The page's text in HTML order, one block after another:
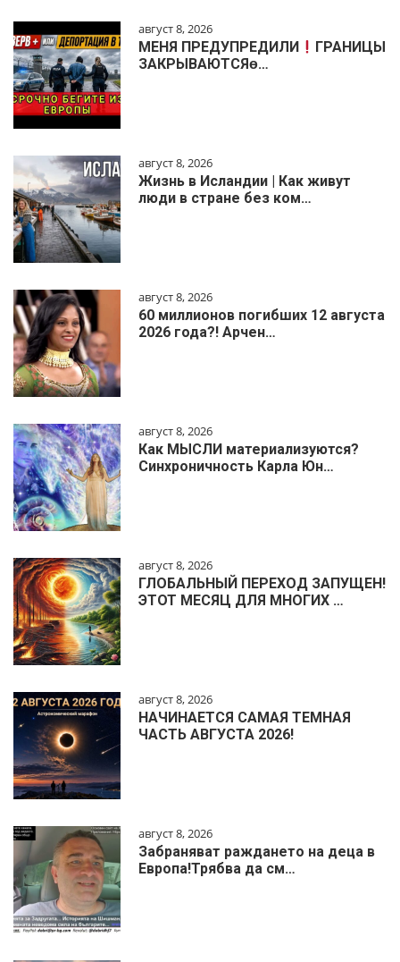
август 8, 2026
МЕНЯ ПРЕДУПРЕДИЛИ
ГРАНИЦЫ
ЗАКРЫВАЮТСЯɵ…
август 8, 2026
Жизнь в Исландии | Как живут
люди в стране без ком…
август 8, 2026
60 миллионов погибших 12 августа
2026 года?! Арчен…
август 8, 2026
Как МЫСЛИ материализуются?
Синхроничность Карла Юн…
август 8, 2026
ГЛОБАЛЬНЫЙ ПЕРЕХОД ЗАПУЩЕН!
ЭТОТ МЕСЯЦ ДЛЯ МНОГИХ …
август 8, 2026
НАЧИНАЕТСЯ САМАЯ ТЕМНАЯ
ЧАСТЬ АВГУСТА 2026!
август 8, 2026
Забраняват раждането на деца в
Европа!Трябва да см…